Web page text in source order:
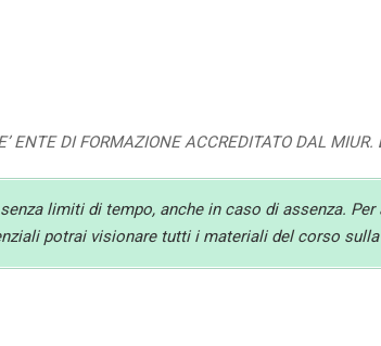
ENTE DI FORMAZIONE ACCREDITATO DAL MIUR.
limiti di tempo, anche in caso di assenza.
potrai visionare tutti i materiali del corso